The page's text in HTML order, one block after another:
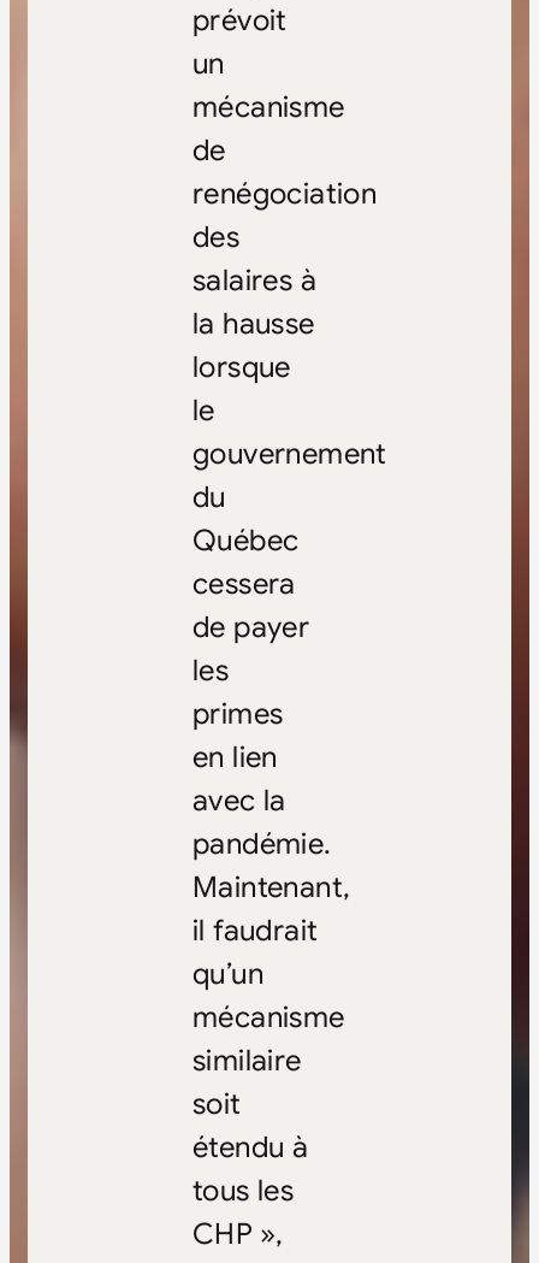
prévoit
un
mécanisme
de
renégociation
des
salaires à
la hausse
lorsque
le
gouvernement
du
Québec
cessera
de payer
les
primes
en lien
avec la
pandémie.
Maintenant,
il faudrait
qu’un
mécanisme
similaire
soit
étendu à
tous les
CHP »,